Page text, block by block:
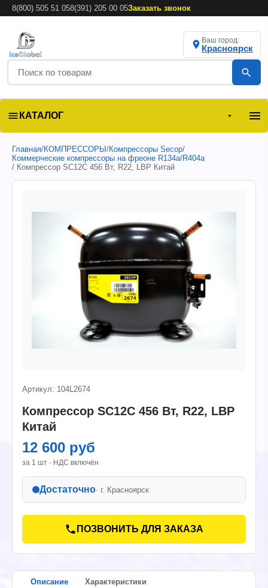
8(800) 505 51 058(391) 205 00 05Заказать звонок
Ваш город:
Красноярск
КАТАЛОГ
Главная/КОМПРЕССОРЫ /Компрессоры Secop/
Коммерческие компрессоры на фреоне R134a/R404a
/ Компрессор SC12C 456 Вт, R22, LBP Китай
Артикул: 104L2674
Компрессор SC12C 456 Вт, R22, LBP
Китай
12 600 руб
за 1 шт · НДС включён
Достаточно· г. Красноярск
ПОЗВОНИТЬ ДЛЯ ЗАКАЗА
Описание Характеристики